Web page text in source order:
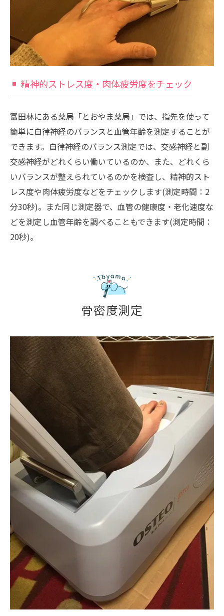
精神的ストレス度・肉体疲労度をチェック
富田林にある薬局「とおやま薬局」では、指先を使って
簡単に自律神経のバランスと血管年齢を測定することが
できます。自律神経のバランス測定では、交感神経と副
交感神経がどれくらい働いているのか、また、どれくら
いバランスが整えられているのかを検査し、精神的スト
レス度や肉体疲労度などをチェックします(測定時間：2
分30秒)。また同じ測定器で、血管の健康度・老化速度な
どを測定し血管年齢を調べることもできます(測定時間：
20秒)。
骨密度測定